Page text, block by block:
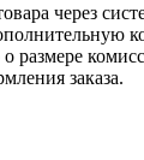
через
заказа.